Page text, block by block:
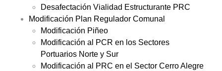
Desafectación Vialidad Estructurante PRC
Modificación Plan Regulador Comunal
Modificación Piñeo
Modificación al PCR en los Sectores
Portuarios Norte y Sur
Modificación al PRC en el Sector Cerro Alegre